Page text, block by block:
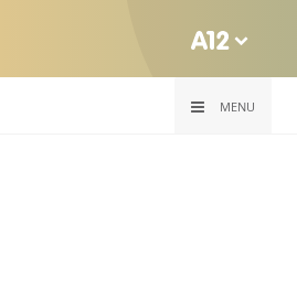
MENU